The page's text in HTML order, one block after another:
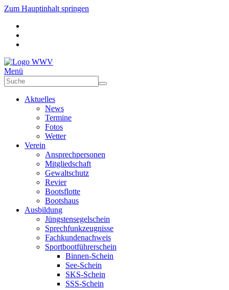
Zum Hauptinhalt springen
Menü
Aktuelles
News
Termine
Fotos
Wetter
Verein
Ansprechpersonen
Mitgliedschaft
Gewaltschutz
Revier
Bootsflotte
Bootshaus
Ausbildung
Jüngstensegelschein
Sprechfunkzeugnisse
Fachkundenachweis
Sportbootführerschein
Binnen-Schein
See-Schein
SKS-Schein
SSS-Schein